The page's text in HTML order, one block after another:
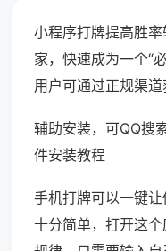
小程序打牌提高胜
家，快速成为一个“
用户可通过正规渠道
辅助安装，可QQ搜
件安装教程
手机打牌可以一键
十分简单，打开这